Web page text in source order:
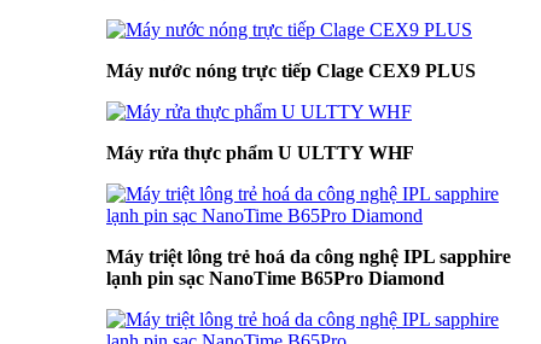
Máy nước nóng trực tiếp Clage CEX9 PLUS
Máy rửa thực phẩm U ULTTY WHF
Máy triệt lông trẻ hoá da công nghệ IPL sapphire
lạnh pin sạc NanoTime B65Pro Diamond